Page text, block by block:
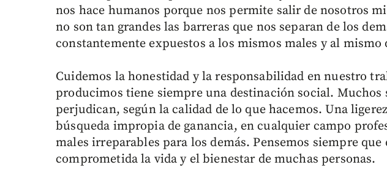
nos hace humanos porque nos permite salir de nosotros
no son tan grandes las barreras que nos separan de los
constantemente expuestos a los mismos males y al mismo
Cuidemos la honestidad y la responsabilidad en nuestro
producimos tiene siempre una destinación social. Muchos
perjudican, según la calidad de lo que hacemos. Una
búsqueda impropia de ganancia, en cualquier campo
males irreparables para los demás. Pensemos siempre
comprometida la vida y el bienestar de muchas personas.